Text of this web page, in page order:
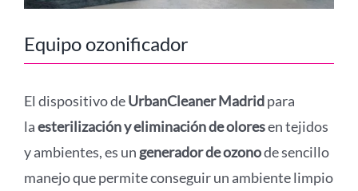
Equipo ozonificador
El dispositivo deUrbanCleaner Madridpara
laesterilización y eliminación de oloresen tejidos
y ambientes, es ungenerador de ozonode sencillo
manejo que permite conseguir un ambiente limpio